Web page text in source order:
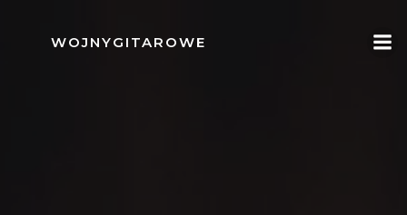
content
WOJNYGITAROWE